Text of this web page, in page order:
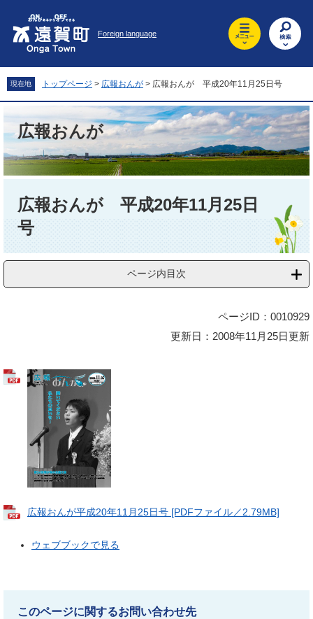
先
頭
を
飛
文
へ
Foreign language
現在地 トップページ > 広報おんが > 広報おんが 平成20年11月25日号
広報おんが
広報おんが 平成20年11月25日
号
ページ内目次
ページID：0010929
更新日：2008年11月25日更新
広報おんが平成20年11月25日号 [PDFファイル／2.79MB]
ウェブブックで見る
このページに関するお問い合わせ先